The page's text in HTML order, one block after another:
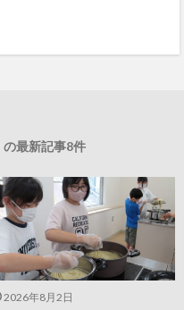
の最新記事8件
2026年8月2日